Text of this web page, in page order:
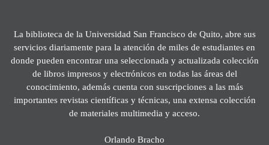
La biblioteca de la Universidad San Francisco de Quito, abre sus
servicios diariamente para la atención de miles de estudiantes en
donde pueden encontrar una seleccionada y actualizada colección
de libros impresos y electrónicos en todas las áreas del
conocimiento, además cuenta con suscripciones a las más
importantes revistas científicas y técnicas, una extensa colección
de materiales multimedia y acceso.
Orlando Bracho